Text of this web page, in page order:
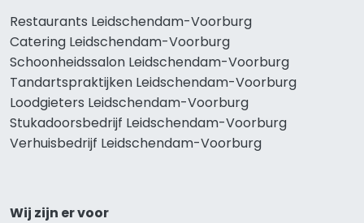
Restaurants Leidschendam-Voorburg
Catering Leidschendam-Voorburg
Schoonheidssalon Leidschendam-Voorburg
Tandartspraktijken Leidschendam-Voorburg
Loodgieters Leidschendam-Voorburg
Stukadoorsbedrijf Leidschendam-Voorburg
Verhuisbedrijf Leidschendam-Voorburg
Wij zijn er voor